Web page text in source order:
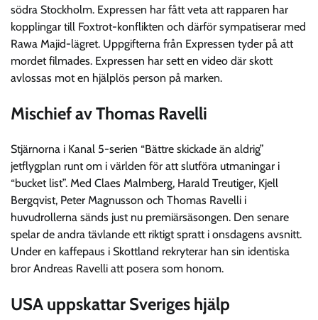
södra Stockholm. Expressen har fått veta att rapparen har
kopplingar till Foxtrot-konflikten och därför sympatiserar med
Rawa Majid-lägret. Uppgifterna från Expressen tyder på att
mordet filmades. Expressen har sett en video där skott
avlossas mot en hjälplös person på marken.
Mischief av Thomas Ravelli
Stjärnorna i Kanal 5-serien “Bättre skickade än aldrig”
jetflygplan runt om i världen för att slutföra utmaningar i
“bucket list”. Med Claes Malmberg, Harald Treutiger, Kjell
Bergqvist, Peter Magnusson och Thomas Ravelli i
huvudrollerna sänds just nu premiärsäsongen. Den senare
spelar de andra tävlande ett riktigt spratt i onsdagens avsnitt.
Under en kaffepaus i Skottland rekryterar han sin identiska
bror Andreas Ravelli att posera som honom.
USA uppskattar Sveriges hjälp